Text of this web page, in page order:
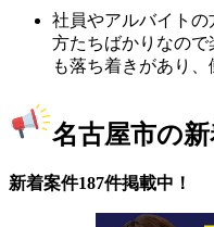
社員やアルバイト
方たちばかりなの
も落ち着きがあり、
名古屋市の
新着案件187件掲載中！